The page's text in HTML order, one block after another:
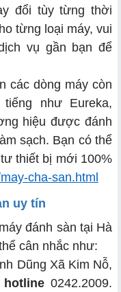
đổi tùy từng thời
từng loại máy, vui
vụ gần bạn để
các dòng máy còn
như Eureka,
hiệu được đánh
sạch. Bạn có thể
thiết bị mới 100%
cha-san.html
uy tín
đánh sàn tại Hà
cân nhắc như:
Dũng Xã Kim Nỗ,
hotline0242.2009.